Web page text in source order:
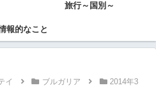
旅行～国別～
報的なこと
イ ブルガリア
2014年3